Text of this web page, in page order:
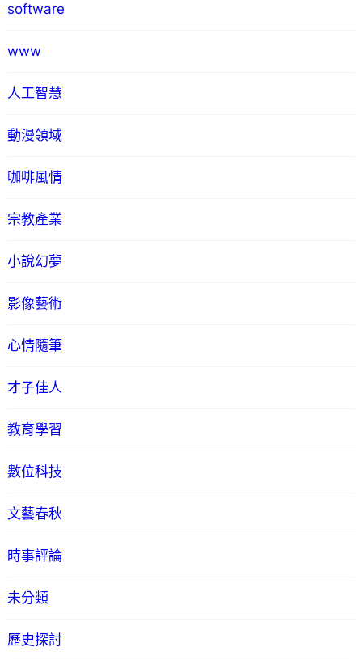
software
www
人工智慧
動漫領域
咖啡風情
宗教產業
小說幻夢
影像藝術
心情隨筆
才子佳人
教育學習
數位科技
文藝春秋
時事評論
未分類
歷史探討